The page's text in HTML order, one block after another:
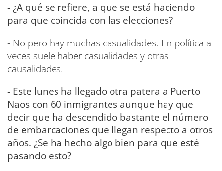
- ¿A qué se refiere, a que se está haciendo
para que coincida con las elecciones?
- No pero hay muchas casualidades. En política a
veces suele haber casualidades y otras
causalidades.
- Este lunes ha llegado otra patera a Puerto
Naos con 60 inmigrantes aunque hay que
decir que ha descendido bastante el número
de embarcaciones que llegan respecto a otros
años. ¿Se ha hecho algo bien para que esté
pasando esto?